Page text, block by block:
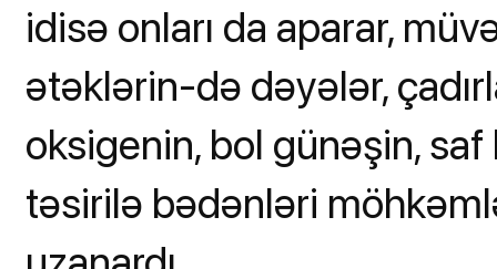
idisə onları da aparar,
ətəklərin-də dəyələr,
oksigenin, bol günəşin, saf
təsirilə bədənləri